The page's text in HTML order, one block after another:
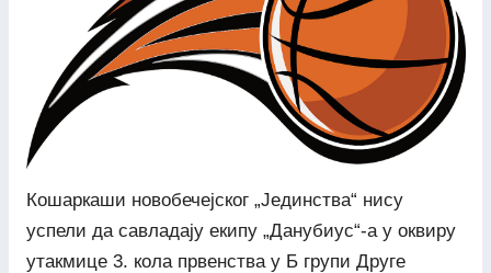
Кошаркаши новобечејског „Јединства“ нису
успели да савладају екипу „Данубиус“-а у оквиру
утакмице 3. кола првенства у Б групи Друге